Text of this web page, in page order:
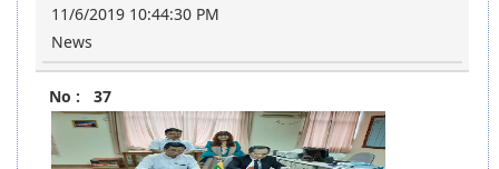
11/6/2019 10:44:30 PM
News
37